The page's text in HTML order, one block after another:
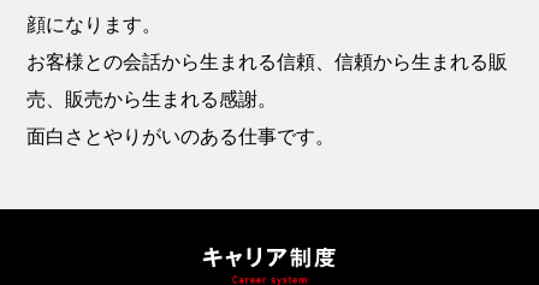
顔になります。
お客様との会話から生まれる信頼、信頼から生まれる販
売、販売から生まれる感謝。
面白さとやりがいのある仕事です。